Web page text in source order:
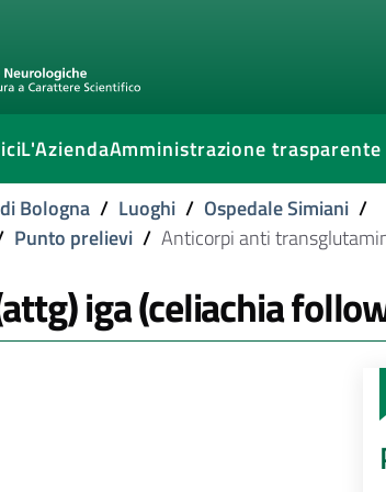
L'AziendaAmministrazione trasparente
Bologna / Luoghi / Ospedale Simiani /
Punto prelievi / Anticorpi anti
iga (celiachia